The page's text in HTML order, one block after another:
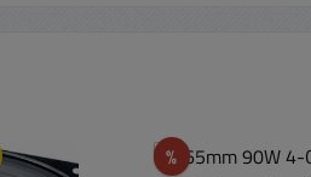
%Rabatt